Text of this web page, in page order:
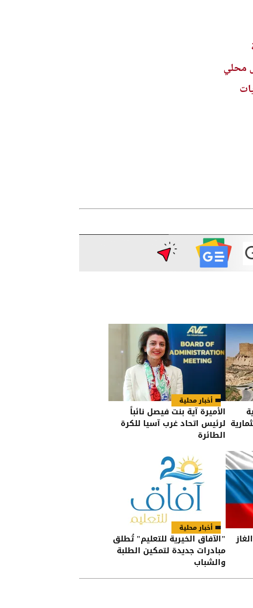
محلي
أخبار محلية
الأميرة آية بنت فيصل نائباً
لرئيس اتحاد غرب آسيا للكرة
الطائرة
أخبار محلية
"الآفاق الخيرية للتعليم" تُطلق
مبادرات جديدة لتمكين الطلبة
والشباب